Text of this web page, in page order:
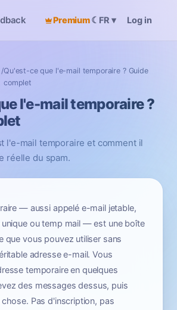
Premium☾ FR ▾ Log in
/Qu'est-ce que l'e-mail temporaire ? Guide
complet
l'e-mail temporaire ?
l'e-mail temporaire et comment il
réelle du spam.
— aussi appelé e-mail jetable,
ou temp mail — est une boîte
que vous pouvez utiliser sans
adresse e-mail. Vous
temporaire en quelques
des messages dessus, puis
Pas d'inscription, pas